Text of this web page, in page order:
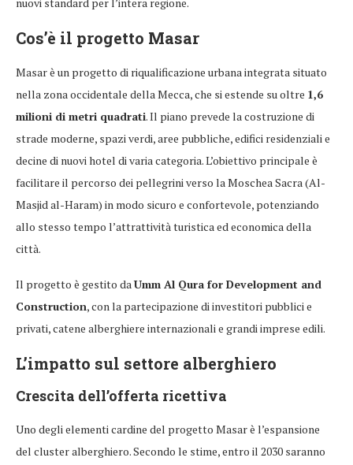
Cos’è il progetto Masar
Masar è un progetto di riqualificazione urbana integrata situato
nella zona occidentale della Mecca, che si estende su oltre 1,6
milioni di metri quadrati. Il piano prevede la costruzione di
strade moderne, spazi verdi, aree pubbliche, edifici residenziali e
decine di nuovi hotel di varia categoria. L’obiettivo principale è
facilitare il percorso dei pellegrini verso la Moschea Sacra (Al-
Masjid al-Haram) in modo sicuro e confortevole, potenziando
allo stesso tempo l’attrattività turistica ed economica della
città.
Il progetto è gestito daUmm Al Qura for Development and
Construction, con la partecipazione di investitori pubblici e
privati, catene alberghiere internazionali e grandi imprese edili.
L’impatto sul settore alberghiero
Crescita dell’offerta ricettiva
Uno degli elementi cardine del progetto Masar è l’espansione
del cluster alberghiero. Secondo le stime, entro il 2030 saranno